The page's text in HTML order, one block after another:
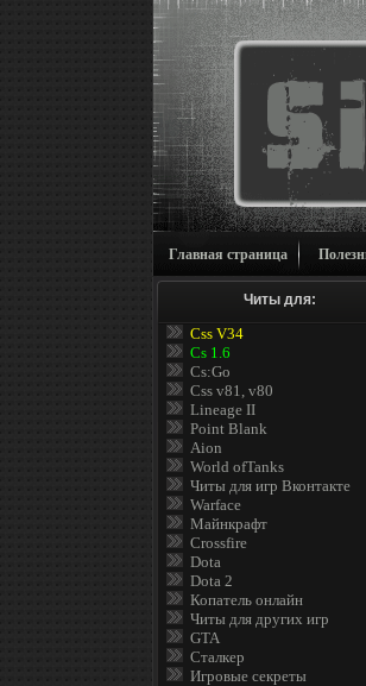
Главная страница
Читы для:
Css V34
Cs 1.6
Cs:Go
Css v81, v80
Lineage II
Point Blank
Aion
World ofTanks
Читы для игр Вконтакте
Warface
Майнкрафт
Crossfire
Dota
Dota 2
Копатель онлайн
Читы для других игр
GTA
Сталкер
Игровые секреты